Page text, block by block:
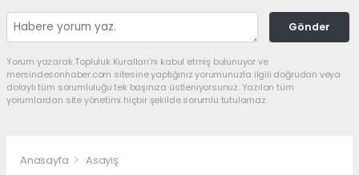
Gönder
Yorum yazarak Topluluk Kuralları’nı kabul etmiş bulunuyor ve
mersindesonhaber.com sitesine yaptığınız yorumunuzla ilgili doğrudan veya
dolaylı tüm sorumluluğu tek başınıza üstleniyorsunuz. Yazılan tüm
yorumlardan site yönetimi hiçbir şekilde sorumlu tutulamaz.
Anasayfa Asayiş